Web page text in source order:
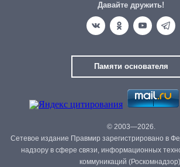
Давайте дружить!
Памяти основателя
© 2003—2026.
Сетевое издание Правмир зарегистрировано в
надзору в сфере связи, информационных
коммуникаций